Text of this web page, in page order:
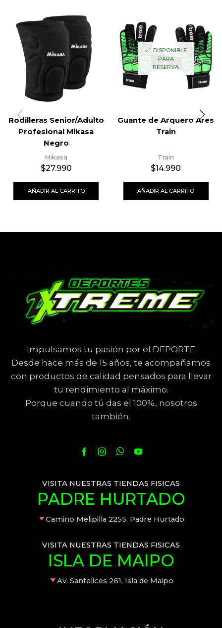
Rodilleras Senior/Adulto
Profesional Mikasa
Negro
Mikasa
$27.990
AÑADIR AL CARRITO
DISPONIBLE
PARA
RESERVA
Guante de Arquero Ares
Train
Train
$14.990
AÑADIR AL CARRITO
Impulsamos tu pasión por el DEPORTE
Desde hace más de 15 años, te acompañamos
con productos de calidad pensados para llevar
tu rendimiento al máximo.
Porque cuando tú das el 100%, nosotros
también.
VISITA NUESTRAS TIENDAS FISICAS
PADRE HURTADO
Camino Melipilla 2255, Padre Hurtado
VISITA NUESTRAS TIENDAS FISICAS
ISLA DE MAIPO
Av. Santelices 261, Isla de Maipo